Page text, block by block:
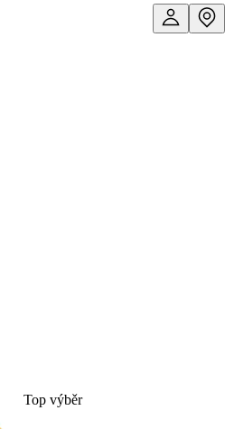
Top výběr